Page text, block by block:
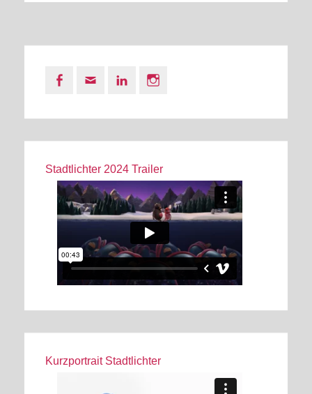
Facebook
Email LinkedIn
Stadtlichter 2024 Trailer
Kurzportrait Stadtlichter